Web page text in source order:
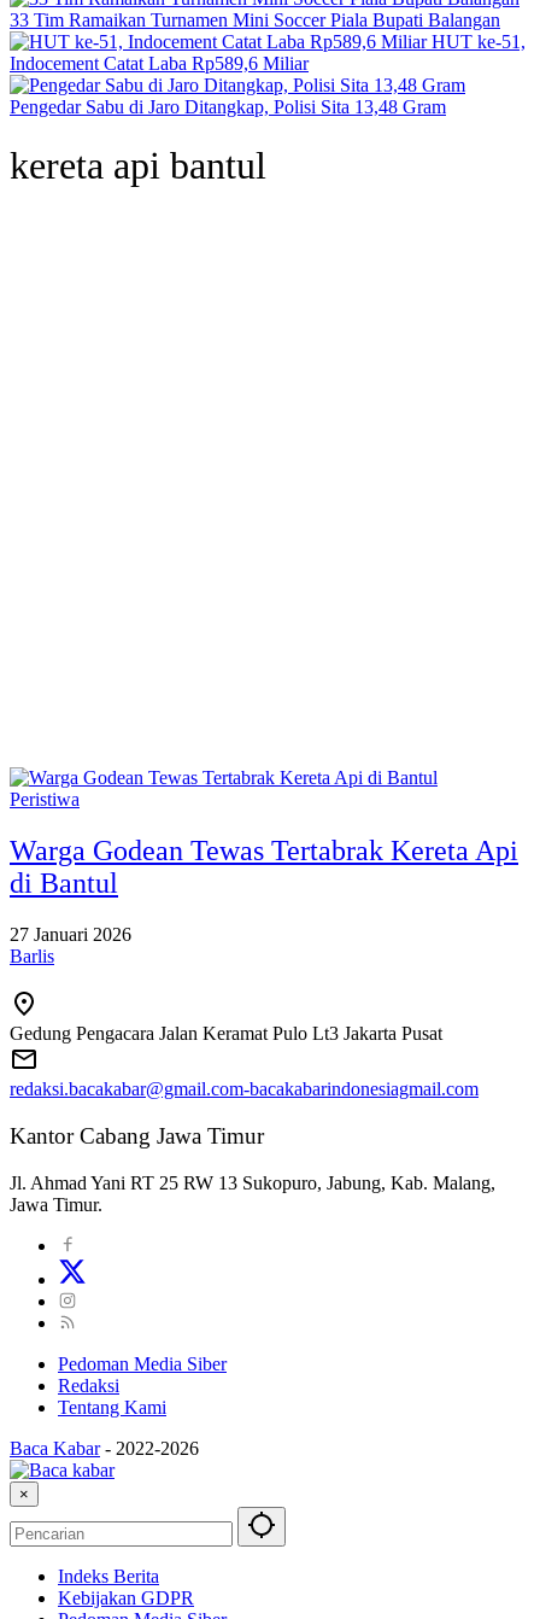
33 Tim Ramaikan Turnamen Mini Soccer Piala Bupati Balangan
HUT ke-51,
Indocement Catat Laba Rp589,6 Miliar
Pengedar Sabu di Jaro Ditangkap, Polisi Sita 13,48 Gram
kereta api bantul
Peristiwa
Warga Godean Tewas Tertabrak Kereta Api
di Bantul
27 Januari 2026
Barlis
Gedung Pengacara Jalan Keramat Pulo Lt3 Jakarta Pusat
redaksi.bacakabar@gmail.com-bacakabarindonesiagmail.com
Kantor Cabang Jawa Timur
Jl. Ahmad Yani RT 25 RW 13 Sukopuro, Jabung, Kab. Malang,
Jawa Timur.
Pedoman Media Siber
Redaksi
Tentang Kami
Baca Kabar - 2022-2026
×
Indeks Berita
Kebijakan GDPR